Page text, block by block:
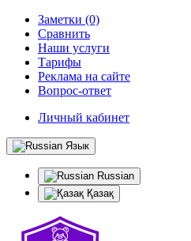
Заметки (0)
Сравнить
Наши услуги
Тарифы
Реклама на сайте
Вопрос-ответ
Личный кабинет
Язык
Russian
Қазақ